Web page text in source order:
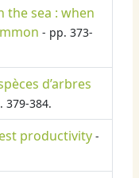
the sea : when
- pp. 373-
d’arbres
379-384.
productivity -